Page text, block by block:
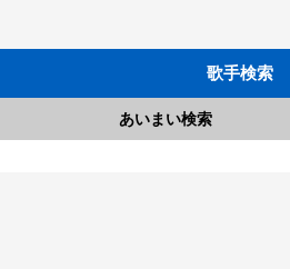
歌手検索
あいまい検索